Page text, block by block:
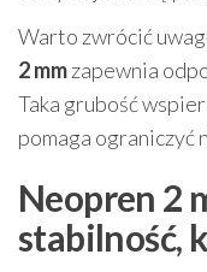
Warto zwrócić
2 mmzapewnia
Taka grubość
pomaga ograniczyć
Neopren 2
stabilność,